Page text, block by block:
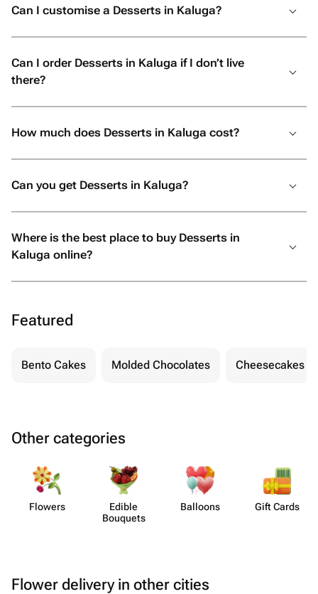
Can I customise a Desserts in Kaluga?
Can I order Desserts in Kaluga if I don’t live
there?
How much does Desserts in Kaluga cost?
Can you get Desserts in Kaluga?
Where is the best place to buy Desserts in
Kaluga online?
Featured
Bento Cakes Molded Chocolates Cheesecakes
Other categories
Flowers
Edible
Bouquets
Balloons Gift Cards
Flower delivery in other cities